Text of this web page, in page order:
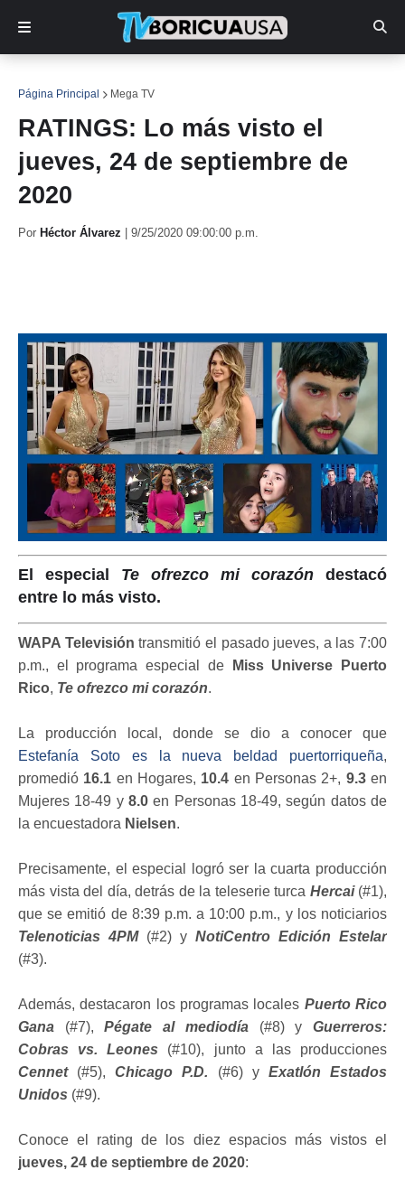
Página Principal Mega TV
RATINGS: Lo más visto el
jueves, 24 de septiembre de
2020
Por Héctor Álvarez 9/25/2020 09:00:00 p.m.
El especial Te ofrezco mi corazón destacó
entre lo más visto.
WAPA Televisión transmitió el pasado jueves, a las 7:00
p.m., el programa especial de
Miss Universe Puerto
Rico, Te ofrezco mi corazón.
La producción local, donde se dio a conocer que
Estefanía Soto es la nueva beldad puertorriqueña,
promedió 16.1 en Hogares, 10.4 en Personas 2+, 9.3en
Mujeres 18-49 y 8.0 en Personas 18-49, según datos de
la encuestadora Nielsen.
Precisamente, el especial logró ser la cuarta producción
más vista del día, detrás de la teleserie turca Hercai(#1),
que se emitió de 8:39 p.m. a 10:00 p.m., y los noticiarios
Telenoticias 4PM(#2) y NotiCentro Edición Estelar
(#3).
Además, destacaron los programas locales Puerto Rico
Gana (#7),Pégate al mediodía(#8) yGuerreros:
Cobras vs. Leones (#10), junto a las producciones
Cennet(#5),Chicago P.D. (#6) y Exatlón Estados
Unidos (#9).
Conoce el rating de los diez espacios más vistos el
jueves, 24 de septiembre de 2020: